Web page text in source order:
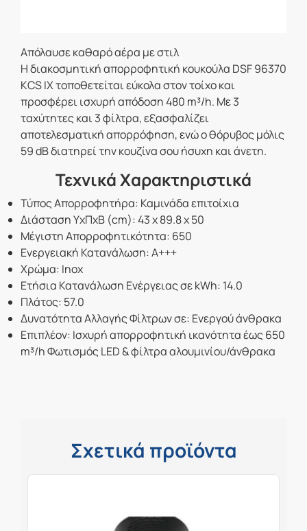
Απόλαυσε καθαρό αέρα με στιλ
Η διακοσμητική απορροφητική κουκούλα DSF 96370
KCS IX τοποθετείται εύκολα στον τοίχο και
προσφέρει ισχυρή απόδοση 480 m³/h. Με 3
ταχύτητες και 3 φίλτρα, εξασφαλίζει
αποτελεσματική απορρόφηση, ενώ ο θόρυβος μόλις
59 dB διατηρεί την κουζίνα σου ήσυχη και άνετη.
Τεχνικά Χαρακτηριστικά
Τύπος Απορροφητήρα: Καμινάδα επιτοίχια
Διάσταση ΥxΠxΒ (cm): 43 x 89.8 x 50
Μέγιστη Απορροφητικότητα: 650
Ενεργειακή Κατανάλωση: A+++
Χρώμα: Inox
Ετήσια Κατανάλωση Ενέργειας σε kWh: 14.0
Πλάτος: 57.0
Δυνατότητα Αλλαγής Φίλτρων σε: Ενεργού άνθρακα
Επιπλέον: Ισχυρή απορροφητική ικανότητα έως 650
m³/h Φωτισμός LED & φίλτρα αλουμινίου/άνθρακα
Σχετικά προϊόντα